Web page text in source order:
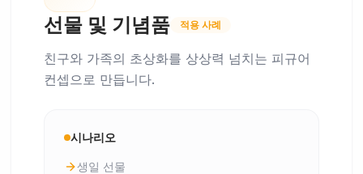
선물 및 기념품 적용 사례
친구와 가족의 초상화를 상상력 넘치는 피규어
컨셉으로 만듭니다.
시나리오
생일 선물